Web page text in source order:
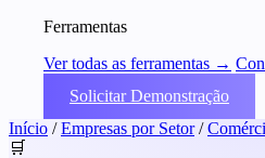
Ferramentas
Ver todas as ferramentas →
Solicitar Demonstração
Início / Empresas por Setor /
🛒